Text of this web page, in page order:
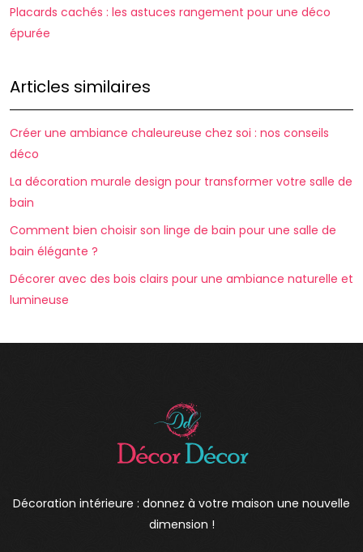
Placards cachés : les astuces rangement pour une déco
épurée
Articles similaires
Créer une ambiance chaleureuse chez soi : nos conseils
déco
La décoration murale design pour transformer votre salle de
bain
Comment bien choisir son linge de bain pour une salle de
bain élégante ?
Décorer avec des bois clairs pour une ambiance naturelle et
lumineuse
Décoration intérieure : donnez à votre maison une nouvelle
dimension !